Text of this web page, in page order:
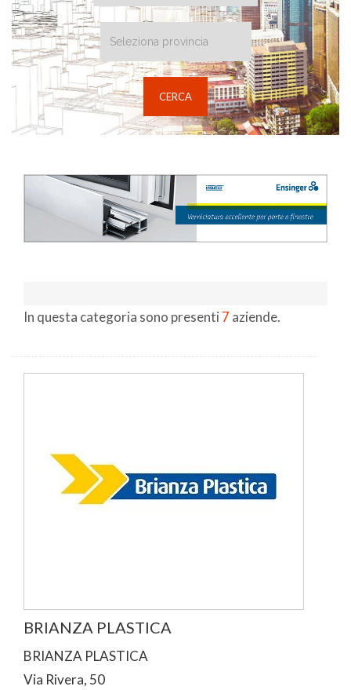
In questa categoria sono presenti 7 aziende.
BRIANZA PLASTICA
BRIANZA PLASTICA
Via Rivera, 50